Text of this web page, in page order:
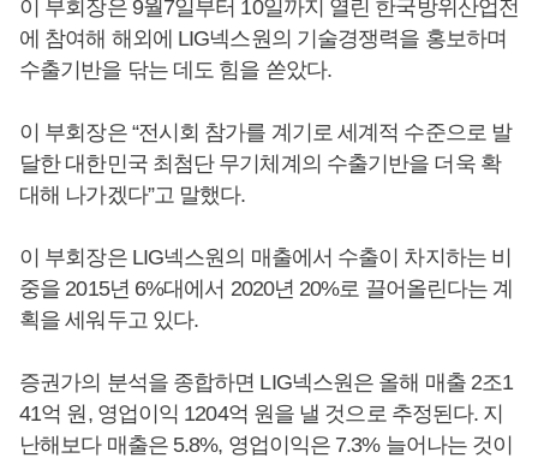
이 부회장은 9월7일부터 10일까지 열린 한국방위산업전
에 참여해 해외에 LIG넥스원의 기술경쟁력을 홍보하며
수출기반을 닦는 데도 힘을 쏟았다.
이 부회장은 “전시회 참가를 계기로 세계적 수준으로 발
달한 대한민국 최첨단 무기체계의 수출기반을 더욱 확
대해 나가겠다”고 말했다.
이 부회장은 LIG넥스원의 매출에서 수출이 차지하는 비
중을 2015년 6%대에서 2020년 20%로 끌어올린다는 계
획을 세워두고 있다.
증권가의 분석을 종합하면 LIG넥스원은 올해 매출 2조1
41억 원, 영업이익 1204억 원을 낼 것으로 추정된다. 지
난해보다 매출은 5.8%, 영업이익은 7.3% 늘어나는 것이